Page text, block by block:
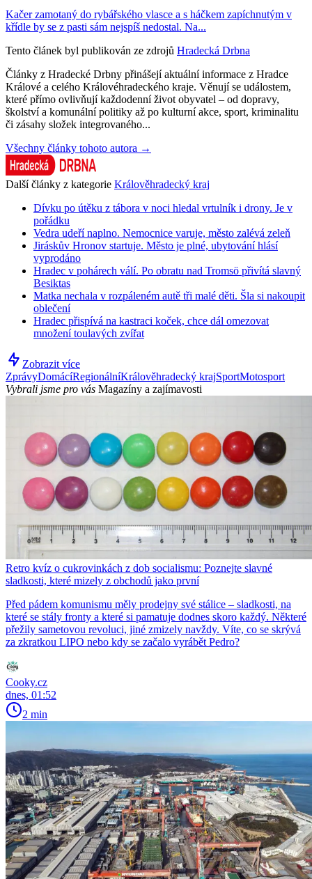
Kačer zamotaný do rybářského vlasce a s háčkem zapíchnutým v
křídle by se z pasti sám nejspíš nedostal. Na...
Tento článek byl publikován ze zdrojů Hradecká Drbna
Články z Hradecké Drbny přinášejí aktuální informace z Hradce
Králové a celého Královéhradeckého kraje. Věnují se událostem,
které přímo ovlivňují každodenní život obyvatel – od dopravy,
školství a komunální politiky až po kulturní akce, sport, kriminalitu
či zásahy složek integrovaného...
Všechny články tohoto autora →
Další články z kategorie Králověhradecký kraj
Dívku po útěku z tábora v noci hledal vrtulník i drony. Je v
pořádku
Vedra udeří naplno. Nemocnice varuje, město zalévá zeleň
Jiráskův Hronov startuje. Město je plné, ubytování hlásí
vyprodáno
Hradec v pohárech válí. Po obratu nad Tromsö přivítá slavný
Besiktas
Matka nechala v rozpáleném autě tři malé děti. Šla si nakoupit
oblečení
Hradec přispívá na kastraci koček, chce dál omezovat
množení toulavých zvířat
Zobrazit více
ZprávyDomácíRegionálníKrálověhradecký krajSportMotosport
Vybrali jsme pro vás Magazíny a zajímavosti
Retro kvíz o cukrovinkách z dob socialismu: Poznejte slavné
sladkosti, které mizely z obchodů jako první
Před pádem komunismu měly prodejny své stálice – sladkosti, na
které se stály fronty a které si pamatuje dodnes skoro každý. Některé
přežily sametovou revoluci, jiné zmizely navždy. Víte, co se skrývá
za zkratkou LIPO nebo kdy se začalo vyrábět Pedro?
Cooky.cz
dnes, 01:52
2 min